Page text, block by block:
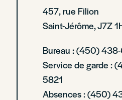
457, rue Filion
Saint-Jérôme, J7Z
Bureau : (450)
Service de garde :
5821
Absences : (450)